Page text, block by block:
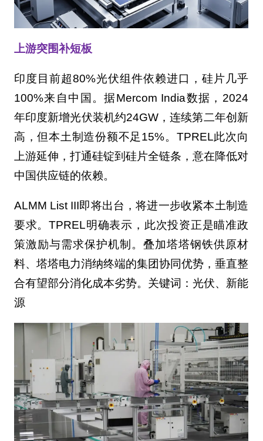
上游突围补短板
印度目前超80%光伏组件依赖进口，硅片几乎
100%来自中国。据Mercom India数据，2024
年印度新增光伏装机约24GW，连续第二年创新
高，但本土制造份额不足15%。TPREL此次向
上游延伸，打通硅锭到硅片全链条，意在降低对
中国供应链的依赖。
ALMM List III即将出台，将进一步收紧本土制造
要求。TPREL明确表示，此次投资正是瞄准政
策激励与需求保护机制。叠加塔塔钢铁供原材
料、塔塔电力消纳终端的集团协同优势，垂直整
合有望部分消化成本劣势。关键词：光伏、新能
源